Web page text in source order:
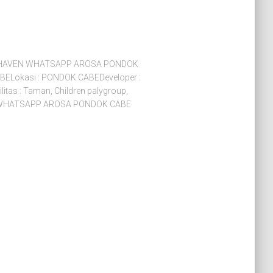
WHATSAPP AROSA PONDOK
: PONDOK CABEDeveloper :
: Taman, Children palygroup,
AROSA PONDOK CABE